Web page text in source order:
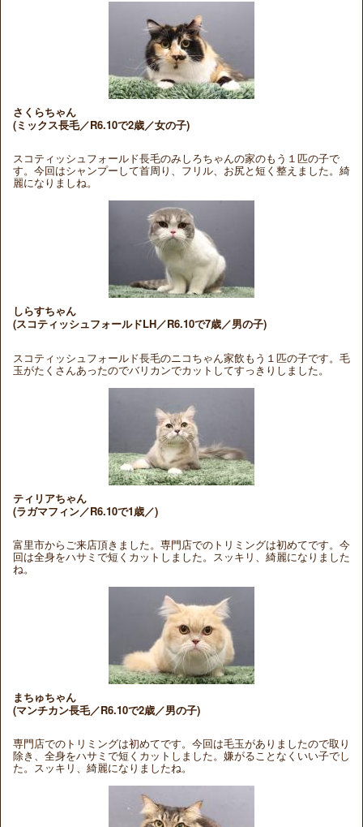
さくらちゃん
(ミックス長毛／R6.10で2歳／女の子)
スコティッシュフォールド長毛のみしろちゃんの家のもう１匹の子で
す。今回はシャンプーして首周り、フリル、お尻と短く整えました。綺
麗になりましね。
しらすちゃん
(スコティッシュフォールドLH／R6.10で7歳／男の子)
スコティッシュフォールド長毛のニコちゃん家飲もう１匹の子です。毛
玉がたくさんあったのでバリカンでカットしてすっきりしました。
ティリアちゃん
(ラガマフィン／R6.10で1歳／)
富里市からご来店頂きました。専門店でのトリミングは初めてです。今
回は全身をハサミで短くカットしました。スッキリ、綺麗になりました
ね。
まちゅちゃん
(マンチカン長毛／R6.10で2歳／男の子)
専門店でのトリミングは初めてです。今回は毛玉がありましたので取り
除き、全身をハサミで短くカットしました。嫌がることなくいい子でし
た。スッキリ、綺麗になりましたね。